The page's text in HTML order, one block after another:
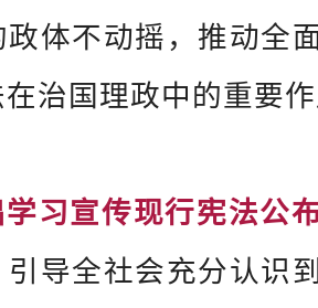
体不动摇，推动全
治国理政中的重要
习宣传现行宪法公
引导全社会充分认识